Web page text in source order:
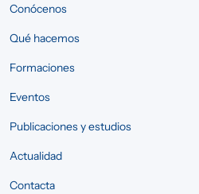
Conócenos
Qué hacemos
Formaciones
Eventos
Publicaciones y estudios
Actualidad
Contacta